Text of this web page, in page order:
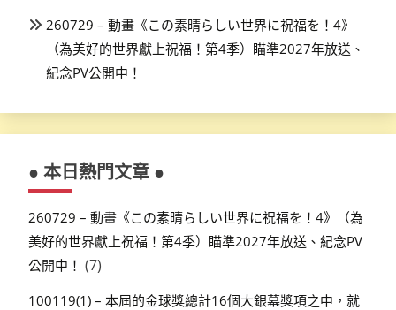
260729 – 動畫《この素晴らしい世界に祝福を！4》
（為美好的世界獻上祝福！第4季）瞄準2027年放送、
紀念PV公開中！
● 本日熱門文章 ●
260729 – 動畫《この素晴らしい世界に祝福を！4》（為
美好的世界獻上祝福！第4季）瞄準2027年放送、紀念PV
公開中！ (7)
100119(1) – 本屆的金球獎總計16個大銀幕獎項之中，就